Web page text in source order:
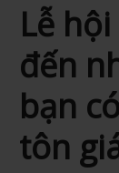
Lễ
đến
bạn
tôn